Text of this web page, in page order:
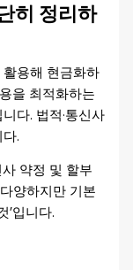
히 정리하
용해 현금화하
을 최적화하는
다. 법적·통신사
.
약정 및 할부
양하지만 기본
’입니다.